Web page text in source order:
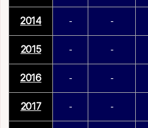
2014 - -
2015 - -
2016 - -
2017 - -